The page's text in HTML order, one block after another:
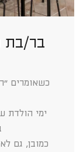
בר/בת
כשאומרים
ימי הולדת
כמובן, גם